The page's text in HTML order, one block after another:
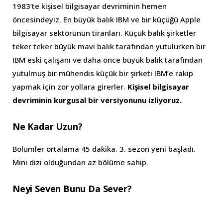
1983’te kişisel bilgisayar devriminin hemen
öncesindeyiz. En büyük balık IBM ve bir küçüğü Apple
bilgisayar sektörünün tiranları. Küçük balık şirketler
teker teker büyük mavi balık tarafından yutulurken bir
IBM eski çalışanı ve daha önce büyük balık tarafından
yutulmuş bir mühendis küçük bir şirketi IBM’e rakip
yapmak için zor yollara girerler. Kişisel bilgisayar
devriminin kurgusal bir versiyonunu izliyoruz.
Ne Kadar Uzun?
Bölümler ortalama 45 dakika. 3. sezon yeni başladı.
Mini dizi olduğundan az bölüme sahip.
Neyi Seven Bunu Da Sever?